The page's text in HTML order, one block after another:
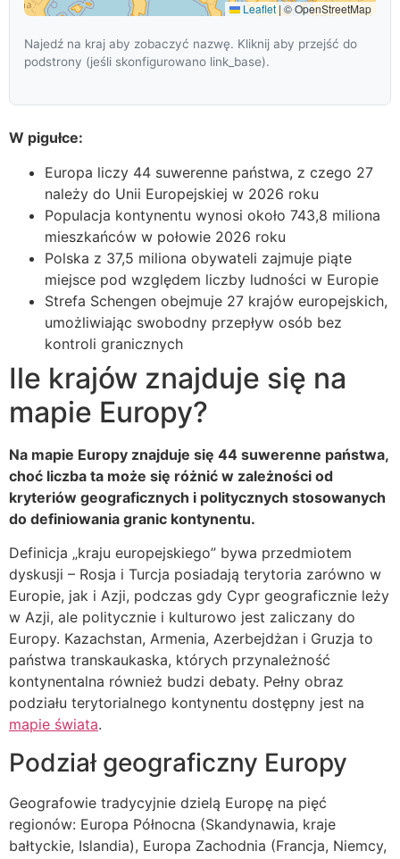
Leaflet|© OpenStreetMap
Najedź na kraj aby zobaczyć nazwę. Kliknij aby przejść do
podstrony (jeśli skonfigurowano link_base).
W pigułce:
Europa liczy 44 suwerenne państwa, z czego 27
należy do Unii Europejskiej w 2026 roku
Populacja kontynentu wynosi około 743,8 miliona
mieszkańców w połowie 2026 roku
Polska z 37,5 miliona obywateli zajmuje piąte
miejsce pod względem liczby ludności w Europie
Strefa Schengen obejmuje 27 krajów europejskich,
umożliwiając swobodny przepływ osób bez
kontroli granicznych
Ile krajów znajduje się na
mapie Europy?
Na mapie Europy znajduje się 44 suwerenne państwa,
choć liczba ta może się różnić w zależności od
kryteriów geograficznych i politycznych stosowanych
do definiowania granic kontynentu.
Definicja „kraju europejskiego” bywa przedmiotem
dyskusji – Rosja i Turcja posiadają terytoria zarówno w
Europie, jak i Azji, podczas gdy Cypr geograficznie leży
w Azji, ale politycznie i kulturowo jest zaliczany do
Europy. Kazachstan, Armenia, Azerbejdżan i Gruzja to
państwa transkaukaska, których przynależność
kontynentalna również budzi debaty. Pełny obraz
podziału terytorialnego kontynentu dostępny jest na
mapie świata.
Podział geograficzny Europy
Geografowie tradycyjnie dzielą Europę na pięć
regionów: Europa Północna (Skandynawia, kraje
bałtyckie, Islandia), Europa Zachodnia (Francja, Niemcy,